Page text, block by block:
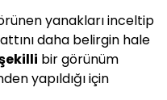
yanakları inceltip
daha belirgin hale
bir görünüm
yapıldığı için